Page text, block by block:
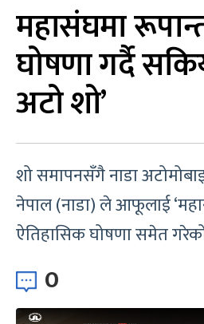
महासंघमा
घोषणा गर्दै
अटो शो’
शो समापनसँगै नाडा
नेपाल (नाडा) ले आफूलाई
ऐतिहासिक घोषणा समेत
0